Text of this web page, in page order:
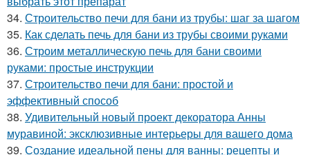
34. Строительство печи для бани из трубы: шаг за шагом
35. Как сделать печь для бани из трубы своими руками
36. Строим металлическую печь для бани своими
руками: простые инструкции
37. Строительство печи для бани: простой и
эффективный способ
38. Удивительный новый проект декоратора Анны
муравиной: эксклюзивные интерьеры для вашего дома
39. Создание идеальной пены для ванны: рецепты и